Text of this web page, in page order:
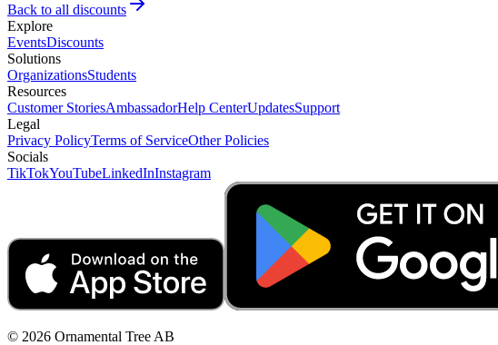
Back to all discounts
Explore
EventsDiscounts
Solutions
OrganizationsStudents
Resources
Customer StoriesAmbassadorHelp CenterUpdatesSupport
Legal
Privacy PolicyTerms of ServiceOther Policies
Socials
TikTokYouTubeLinkedInInstagram
© 2026 Ornamental Tree AB